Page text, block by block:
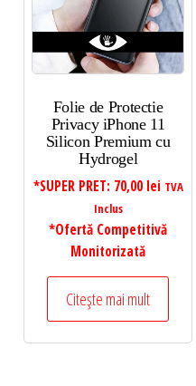
Folie de Protectie
Privacy iPhone 11
Silicon Premium cu
Hydrogel
*SUPER PRET: 70,00 lei TVA
Inclus
*Ofertă Competitivă
Monitorizată
Citește mai mult